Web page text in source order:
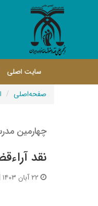
سایت اصلی
صفحه‌اصلی
چهارمین
نقد